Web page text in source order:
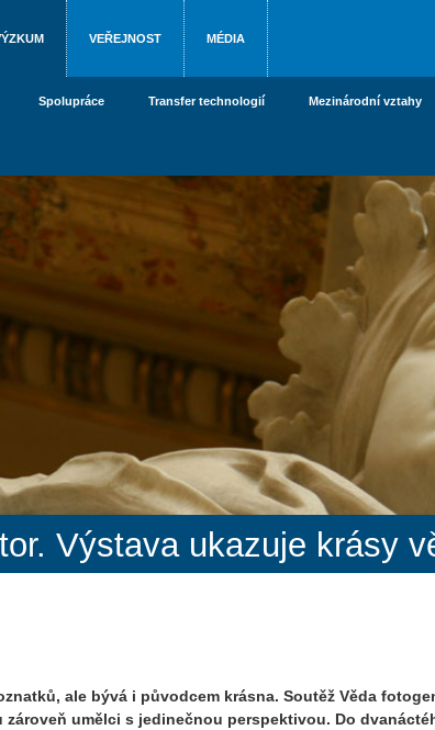
VEŘEJNOST MÉDIA
Spolupráce Transfer technologií Mezinárodní vztahy
Výstava ukazuje krásy
ale bývá i původcem krásna. Soutěž Věda
umělci s jedinečnou perspektivou. Do